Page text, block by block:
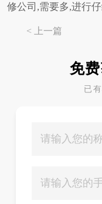
修公司,需要多,进行仔
< 上一篇
免
已有